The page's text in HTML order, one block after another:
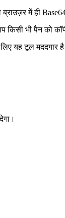
में ही
किसी भी पैन को
लिए यह टूल